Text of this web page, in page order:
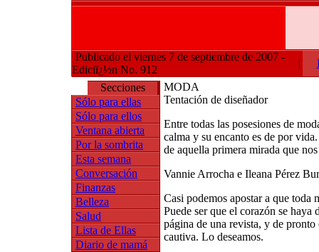
Publicado el viernes 7 de septiembre de 2007 -
Ediciï¿½n No. 912
|
Secciones
Sólo para ellas
Sólo para ellos
Ventana abierta
Por la sombrita
Esta semana
Conversación
Finanzas
Belleza
Salud
Lista de Ellas
Diario de mamá
MODA
Tentación de diseñador
Entre todas las posesiones de
calma y su encanto es de por
de aquella primera mirada que
Vannie Arrocha e Ileana Pérez
Casi podemos apostar a que toda
Puede ser que el corazón se
página de una revista, y de
cautiva. Lo deseamos.